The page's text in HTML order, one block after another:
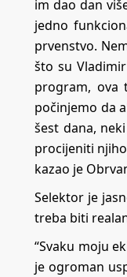
im dao dan
jedno
prvenstvo.
što su
program, ova
počinjemo da
šest dana,
procijeniti
kazao je
Selektor je
treba biti
“Svaku moju
je ogroman